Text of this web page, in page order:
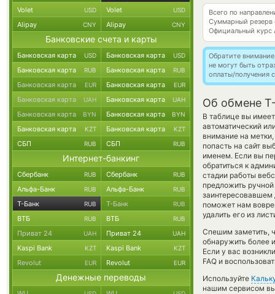
Всего по
Суммарный резерв
Официальный курс
Обратите
не могут быть
оплаты/получения
Об обмене T-
В таблице вы
автоматический
внимание на
попасть на сайт
именем. Если вы
обратиться к
стадии работы
предложить
заинтересовавшем
поможет нам
удалить его из
Спешим заметить,
обнаружить более
Если у вас
FAQ и
Используйте
нашим сервисом
Volet USD Volet USD
Alipay CNY Alipay CNY
Банковские счета и карты
Банковская карта USD Банковская карта USD
Банковская карта RUB Банковская карта RUB
Банковская карта EUR Банковская карта EUR
Банковская карта UAH Банковская карта UAH
Банковская карта BYN Банковская карта BYN
Банковская карта KZT Банковская карта KZT
СБП RUB СБП RUB
Интернет-банкинг
Сбербанк RUB Сбербанк RUB
Альфа-Банк RUB Альфа-Банк RUB
Т-Банк RUB Т-Банк RUB
ВТБ RUB ВТБ RUB
Приват 24 UAH Приват 24 UAH
Kaspi Bank KZT Kaspi Bank KZT
Revolut EUR Revolut EUR
Денежные переводы